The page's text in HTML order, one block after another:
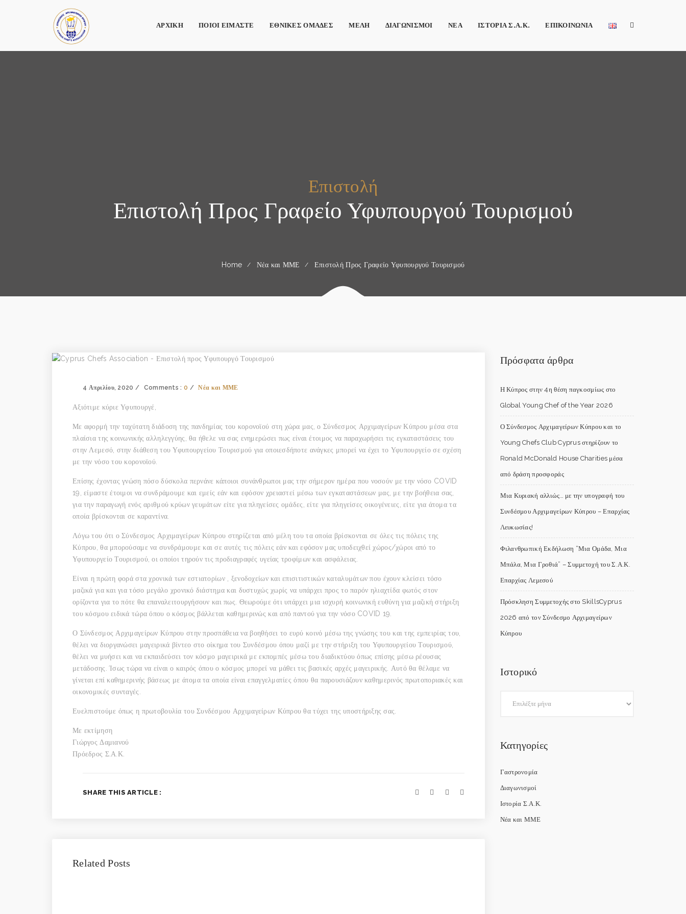
ΑΡΧΙΚΗ ΠΟΙΟΙ ΕΙΜΑΣΤΕ ΕΘΝΙΚΕΣ ΟΜΑΔΕΣ ΜΕΛΗ ΔΙΑΓΩΝΙΣΜΟΙ ΝΕΑ ΙΣΤΟΡΙΑ Σ.Α.Κ. ΕΠΙΚΟΙΝΩΝΙΑ
Επιστολή
Επιστολή Προς Γραφείο Υφυπουργού Τουρισμού
Home Νέα και ΜΜΕ Επιστολή Προς Γραφείο Υφυπουργού Τουρισμού
4 Απριλίου, 2020 Comments : 0 Νέα και ΜΜΕ
Αξιότιμε κύριε Υφυπουργέ,
Με αφορμή την ταχύτατη διάδοση της πανδημίας του κορονοϊού στη χώρα μας, ο Σύνδεσμος Αρχιμαγείρων Κύπρου μέσα στα
πλαίσια της κοινωνικής αλληλεγγύης, θα ήθελε να σας ενημερώσει πως είναι έτοιμος να παραχωρήσει τις εγκαταστάσεις του
στην Λεμεσό, στην διάθεση του Υφυπουργείου Τουρισμού για οποιεσδήποτε ανάγκες μπορεί να έχει το Υφυπουργείο σε σχέση
με την νόσο του κορονοϊού.
Επίσης έχοντας γνώση πόσο δύσκολα περνάνε κάποιοι συνάνθρωποι μας την σήμερον ημέρα που νοσούν με την νόσο COVID
19, είμαστε έτοιμοι να συνδράμουμε και εμείς εάν και εφόσον χρειαστεί μέσω των εγκαταστάσεων μας, με την βοήθεια σας,
για την παραγωγή ενός αριθμού κρύων γευμάτων είτε για πληγείσες ομάδες, είτε για πληγείσες οικογένειες, είτε για άτομα τα
οποία βρίσκονται σε καραντίνα.
Λόγω του ότι ο Σύνδεσμος Αρχιμαγείρων Κύπρου στηρίζεται από μέλη του τα οποία βρίσκονται σε όλες τις πόλεις της
Κύπρου, θα μπορούσαμε να συνδράμουμε και σε αυτές τις πόλεις εάν και εφόσον μας υποδειχθεί χώρος/χώροι από το
Υφυπουργείο Τουρισμού, οι οποίοι τηρούν τις προδιαγραφές υγείας τροφίμων και ασφάλειας.
Είναι η πρώτη φορά στα χρονικά των εστιατορίων , ξενοδοχείων και επισιτιστικών καταλυμάτων που έχουν κλείσει τόσο
μαζικά για και για τόσο μεγάλο χρονικό διάστημα και δυστυχώς χωρίς να υπάρχει προς το παρόν ηλιαχτίδα φωτός στον
ορίζοντα για το πότε θα επαναλειτουργήσουν και πως. Θεωρούμε ότι υπάρχει μια ισχυρή κοινωνική ευθύνη για μαζική στήριξη
του κόσμου ειδικά τώρα όπου ο κόσμος βάλλεται καθημερινώς και από παντού για την νόσο COVID 19.
Ο Σύνδεσμος Αρχιμαγείρων Κύπρου στην προσπάθεια να βοηθήσει το ευρύ κοινό μέσω της γνώσης του και της εμπειρίας του,
θέλει να διοργανώσει μαγειρικά βίντεο στο οίκημα του Συνδέσμου όπου μαζί με την στήριξη του Υφυπουργείου Τουρισμού,
θέλει να μυήσει και να εκπαιδεύσει τον κόσμο μαγειρικά με εκπομπές μέσω του διαδικτύου όπως επίσης μέσω ρέουσας
μετάδοσης. Ίσως τώρα να είναι ο καιρός όπου ο κόσμος μπορεί να μάθει τις βασικές αρχές μαγειρικής. Αυτό θα θέλαμε να
γίνεται επί καθημερινής βάσεως με άτομα τα οποία είναι επαγγελματίες όπου θα παρουσιάζουν καθημερινός πρωτοποριακές και
οικονομικές συνταγές.
Ευελπιστούμε όπως η πρωτοβουλία του Συνδέσμου Αρχιμαγείρων Κύπρου θα τύχει της υποστήριξης σας.
Με εκτίμηση
Γιώργος Δαμιανού
Πρόεδρος Σ.Α.Κ.
SHARE THIS ARTICLE :
Related Posts
Πρόσφατα άρθρα
Η Κύπρος στην 4η θέση παγκοσμίως στο
Global Young Chef of the Year 2026
Ο Σύνδεσμος Αρχιμαγείρων Κύπρου και το
Young Chefs Club Cyprus στηρίζουν το
Ronald McDonald House Charities μέσα
από δράση προσφοράς
Μια Κυριακή αλλιώς… με την υπογραφή του
Συνδέσμου Αρχιμαγείρων Κύπρου – Επαρχίας
Λευκωσίας!
Φιλανθρωπική Εκδήλωση “Μια Ομάδα, Μια
Μπάλα, Μια Γροθιά” – Συμμετοχή του Σ.Α.Κ.
Επαρχίας Λεμεσού
Πρόσκληση Συμμετοχής στο SkillsCyprus
2026 από τον Σύνδεσμο Αρχιμαγείρων
Κύπρου
Ιστορικό
Κατηγορίες
Γαστρονομία
Διαγωνισμοί
Ιστορία Σ.Α.Κ.
Νέα και ΜΜΕ